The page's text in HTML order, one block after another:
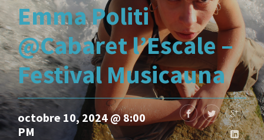
Emma Politi
@Cabaret l’Escale –
Festival Musicauna
octobre 10, 2024 @ 8:00
PM